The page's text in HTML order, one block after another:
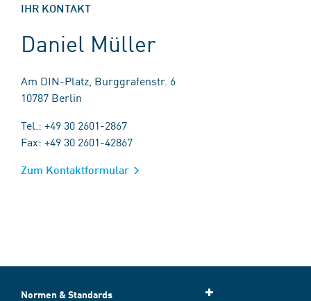
IHR KONTAKT
Daniel Müller
Am DIN-Platz, Burggrafenstr. 6
10787 Berlin
Tel.: +49 30 2601-2867
Fax: +49 30 2601-42867
Zum Kontaktformular
Normen & Standards